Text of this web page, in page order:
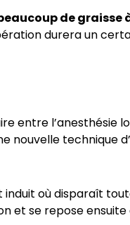
de graisse
durera un
entre l’anesthésie
nouvelle technique
induit où disparaît
et se repose ensuite